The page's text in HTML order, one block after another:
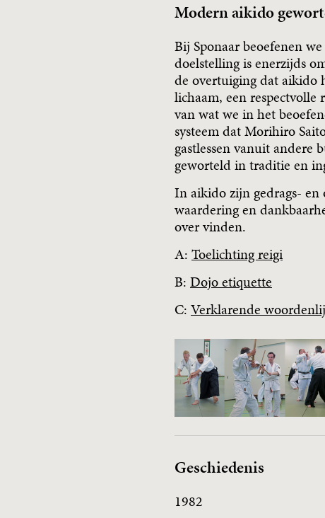
Modern aikido
Bij Sponaar beoefenen
doelstelling is enerzijds
de overtuiging dat aikido
lichaam, een
van wat we in het
systeem dat Morihiro
gastlessen vanuit andere
geworteld in traditie en
In aikido zijn gedrags- en
waardering en
over vinden.
A: Toelichting reigi
B: Dojo etiquette
C: Verklarende
Geschiedenis
1982